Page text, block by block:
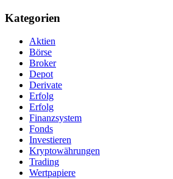
Kategorien
Aktien
Börse
Broker
Depot
Derivate
Erfolg
Erfolg
Finanzsystem
Fonds
Investieren
Kryptowährungen
Trading
Wertpapiere